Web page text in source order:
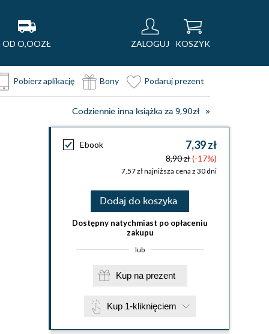
OD O,OOZŁ ZALOGUJ KOSZYK
Pobierz aplikację Bony Podaruj prezent
Codziennie inna książka za 9,90zł
Ebook 7,39 zł
8,90 zł(-17%)
7,57 zł najniższa cena z 30 dni
Dodaj do koszyka
Dostępny natychmiast po opłaceniu
zakupu
lub
Kup na prezent
Kup 1-kliknięciem